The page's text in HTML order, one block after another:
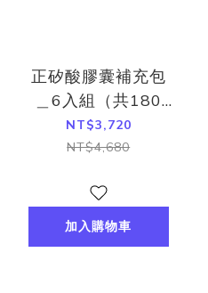
正矽酸膠囊補充包
＿6入組（共180
粒）
NT$3,720
NT$4,680
加入購物車